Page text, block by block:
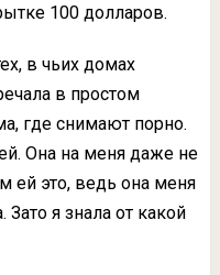
100 долларов.
в чьих домах
в простом
где снимают порно.
Она на меня даже не
ей это, ведь она меня
я знала от какой